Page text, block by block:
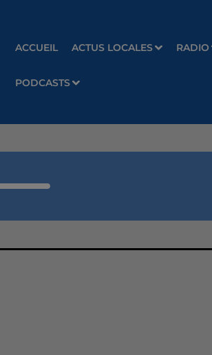
ACCUEIL ACTUS LOCALES RADIO
PODCASTS